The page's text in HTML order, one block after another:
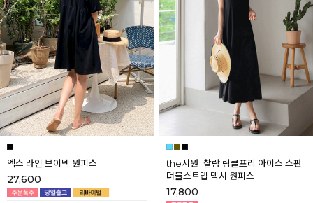
엑스 라인 브이넥 원피스
27,600
the시원_찰랑 링클프리 아이스 스판
더블스트랩 맥시 원피스
17,800